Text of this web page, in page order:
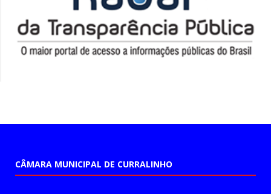
CÂMARA MUNICIPAL DE CURRALINHO